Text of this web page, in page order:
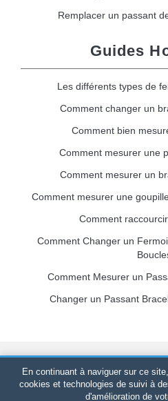
Remplacer un passant
Guides
Les différents types de
Comment changer un
Comment bien
Comment mesurer une
Comment mesurer un
Comment mesurer une
Comment
Comment Changer un
Comment Mesurer un
Changer un Passant
Bracelet-de-montre.com© 2026
520 247 727 000 57 -Plateforme
PORTET PDC - France
En continuant à naviguer sur ce
cookies et technologies de suivi à
d'amélioration de